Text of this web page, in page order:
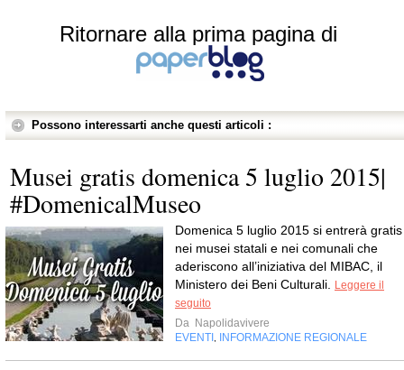
Ritornare alla prima pagina di
Possono interessarti anche questi articoli :
Musei gratis domenica 5 luglio 2015|
#DomenicalMuseo
Domenica 5 luglio 2015 si entrerà gratis
nei musei statali e nei comunali che
aderiscono all’iniziativa del MIBAC, il
Ministero dei Beni Culturali.
Leggere il
seguito
Da Napolidavivere
EVENTI
INFORMAZIONE REGIONALE